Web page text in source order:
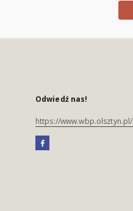
Odwiedź nas!
https://www.wbp.olsztyn.pl/